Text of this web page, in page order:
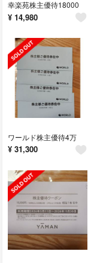
幸楽苑株主優待18000
¥ 14,980
ワールド株主優待4万
¥ 31,300